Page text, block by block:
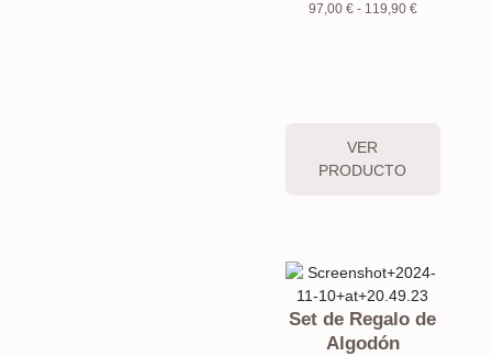
97,00 € - 119,90 €
VER
PRODUCTO
Set de Regalo de
Algodón